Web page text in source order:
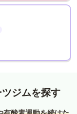
ジムを探す